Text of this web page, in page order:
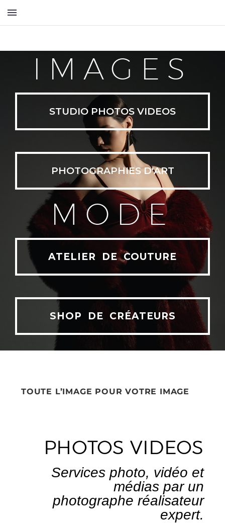
DEUTSCH
IMAGES
STUDIO PHOTOS VIDEOS
PHOTOGRAPHIES D'ART
MODE
ATELIER DE COUTURE
SHOP DE CRÉATEURS
TOUTE L’IMAGE POUR VOTRE IMAGE
PHOTOS VIDEOS
Services photo, vidéo et
médias par un
photographe réalisateur
expert.